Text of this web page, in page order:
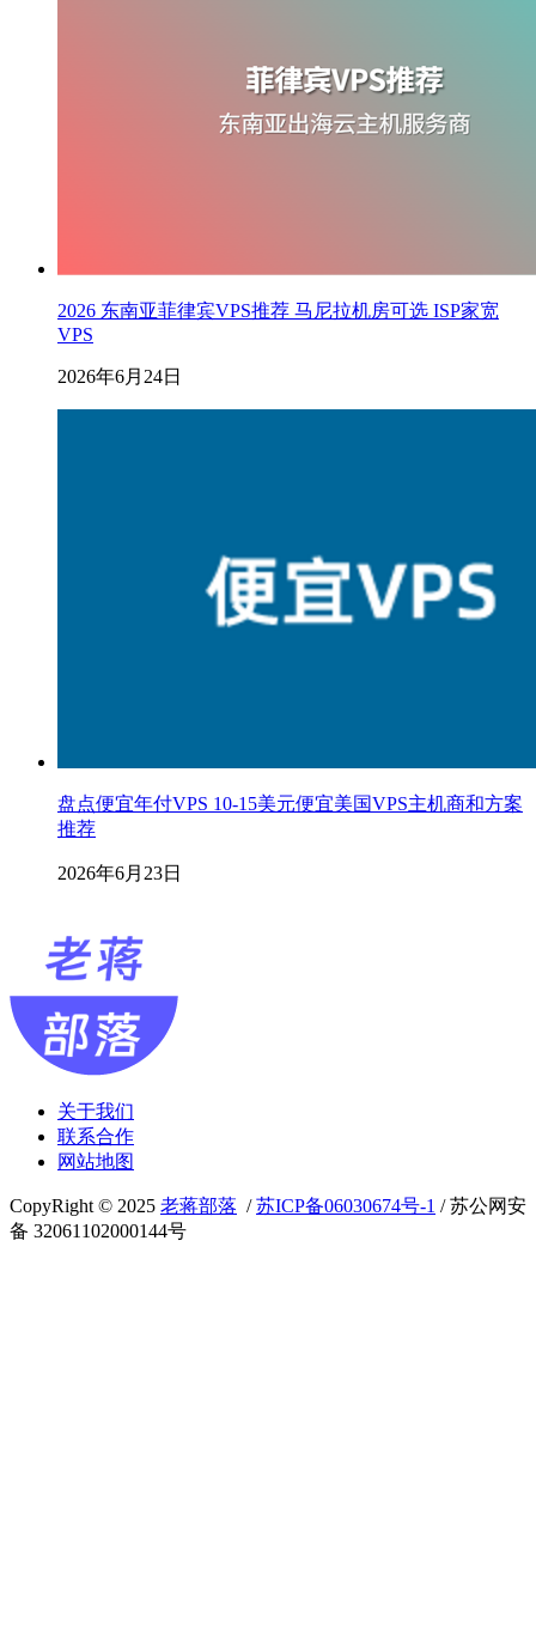
2026 东南亚菲律宾VPS推荐 马尼拉机房可选 ISP家宽
VPS
2026年6月24日
盘点便宜年付VPS 10-15美元便宜美国VPS主机商和方案
推荐
2026年6月23日
关于我们
联系合作
网站地图
CopyRight © 2025 老蒋部落 /苏ICP备06030674号-1 / 苏公网安
备 32061102000144号